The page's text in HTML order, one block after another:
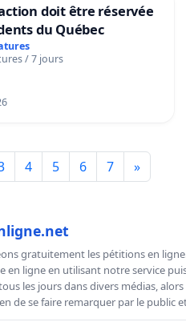
doit être réservée
du Québec
/ 7 jours
4 5 6 7 »
gratuitement les pétitions en
en ligne en utilisant notre service
les jours dans divers médias,
de se faire remarquer par le public